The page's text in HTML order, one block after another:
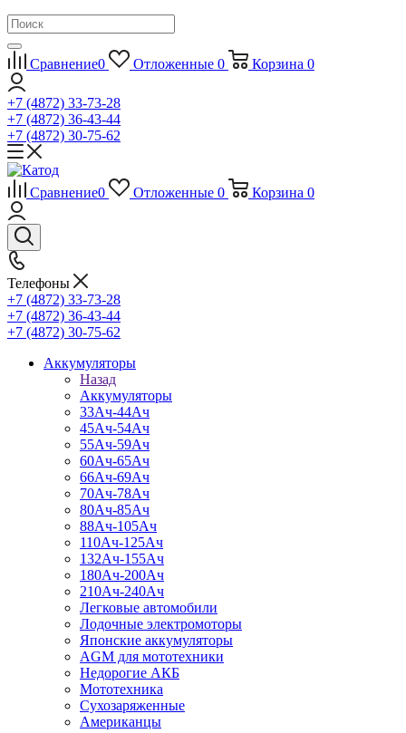
Сравнение0 Отложенные 0 Корзина 0
+7 (4872) 33-73-28
+7 (4872) 36-43-44
+7 (4872) 30-75-62
Сравнение0 Отложенные 0 Корзина 0
Телефоны
+7 (4872) 33-73-28
+7 (4872) 36-43-44
+7 (4872) 30-75-62
Аккумуляторы
Назад
Аккумуляторы
33Ач-44Ач
45Ач-54Ач
55Ач-59Ач
60Ач-65Ач
66Ач-69Ач
70Ач-78Ач
80Ач-85Ач
88Ач-105Ач
110Ач-125Ач
132Ач-155Ач
180Ач-200Ач
210Ач-240Ач
Легковые автомобили
Лодочные электромоторы
Японские аккумуляторы
AGM для мототехники
Недорогие АКБ
Мототехника
Сухозаряженные
Американцы